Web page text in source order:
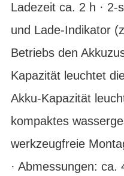
Ladezeit ca. 2 h · 2-
und Lade-Indikator
Betriebs den
Kapazität leuchtet
Akku-Kapazität
kompaktes
werkzeugfreie
· Abmessungen: ca.